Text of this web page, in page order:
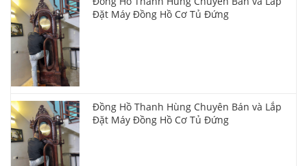
Đặt Máy Đồng Hồ Cơ Tủ Đứng
Đồng Hồ Thanh Hùng Chuyên Bán và Lắp
Đặt Máy Đồng Hồ Cơ Tủ Đứng